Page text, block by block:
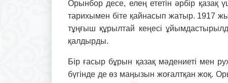
Орынбор десе, елең ететін әрбір қазақ
тарихымен біте қайнасып жатыр. 1917
тұңғыш құрылтай кеңесі
қалдырды.
Бір ғасыр бұрын қазақ мәдениеті мен
бүгінде де өз маң­ыз­ын жоғалтқан жоқ.